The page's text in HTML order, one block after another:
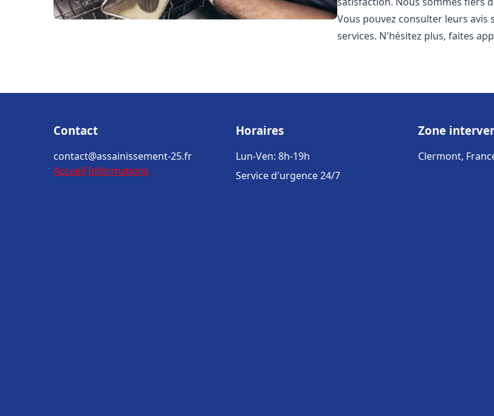
Vous pouvez consulter leurs
services. N'hésitez plus, faites
Contact
contact@assainissement-25.fr
Accueil Informations
Horaires
Lun-Ven: 8h-19h
Service d'urgence 24/7
Zone
Clermont,